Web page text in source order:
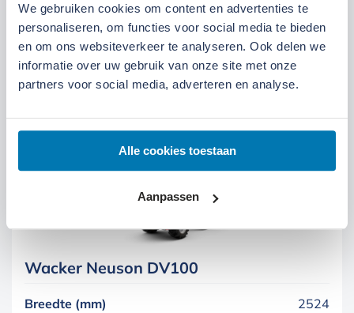
We gebruiken cookies om content en advertenties te
personaliseren, om functies voor social media te bieden
en om ons websiteverkeer te analyseren. Ook delen we
informatie over uw gebruik van onze site met onze
partners voor social media, adverteren en analyse.
Alle cookies toestaan
Aanpassen
Aantal cilinders
Brandstof
Diesel
Breedte (mm)
2420
Wacker Neuson DV100
Breedte (mm)
2524